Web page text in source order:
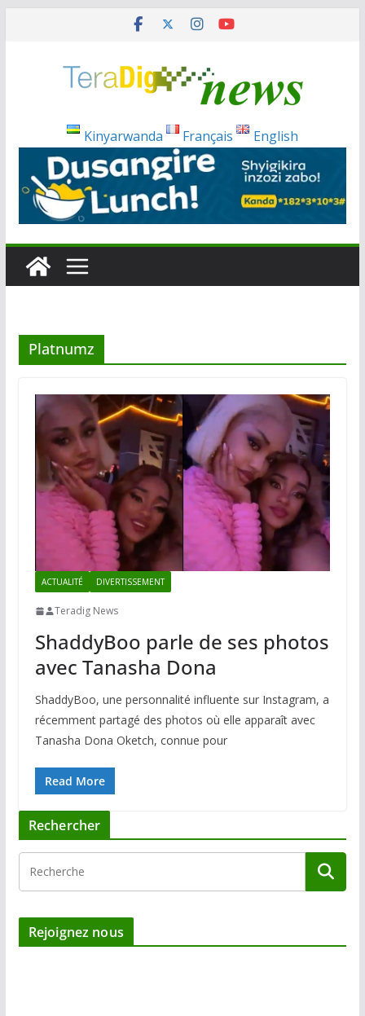
Kinyarwanda Français English
Platnumz
ACTUALITÉ DIVERTISSEMENT
Teradig News
ShaddyBoo parle de ses photos
avec Tanasha Dona
ShaddyBoo, une personnalité influente sur Instagram, a
récemment partagé des photos où elle apparaît avec
Tanasha Dona Oketch, connue pour
Read More
Rechercher
Rejoignez nous